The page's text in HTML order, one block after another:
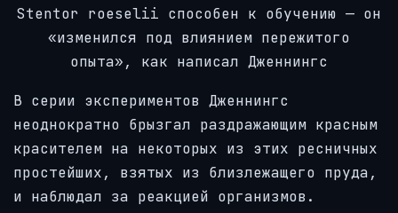
Stentor roeselii способен к обучению — он
«изменился под влиянием пережитого
опыта», как написал Дженнингс
В серии экспериментов Дженнингс
неоднократно брызгал раздражающим красным
красителем на некоторых из этих ресничных
простейших, взятых из близлежащего пруда,
и наблюдал за реакцией организмов.